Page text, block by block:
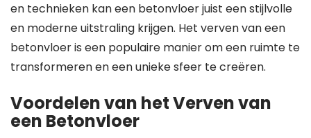
en technieken kan een betonvloer juist een stijlvolle
en moderne uitstraling krijgen. Het verven van een
betonvloer is een populaire manier om een ruimte te
transformeren en een unieke sfeer te creëren.
Voordelen van het Verven van
een Betonvloer